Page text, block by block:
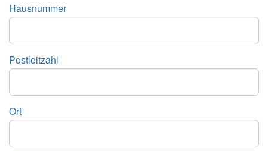
Hausnummer
Postleitzahl
Ort